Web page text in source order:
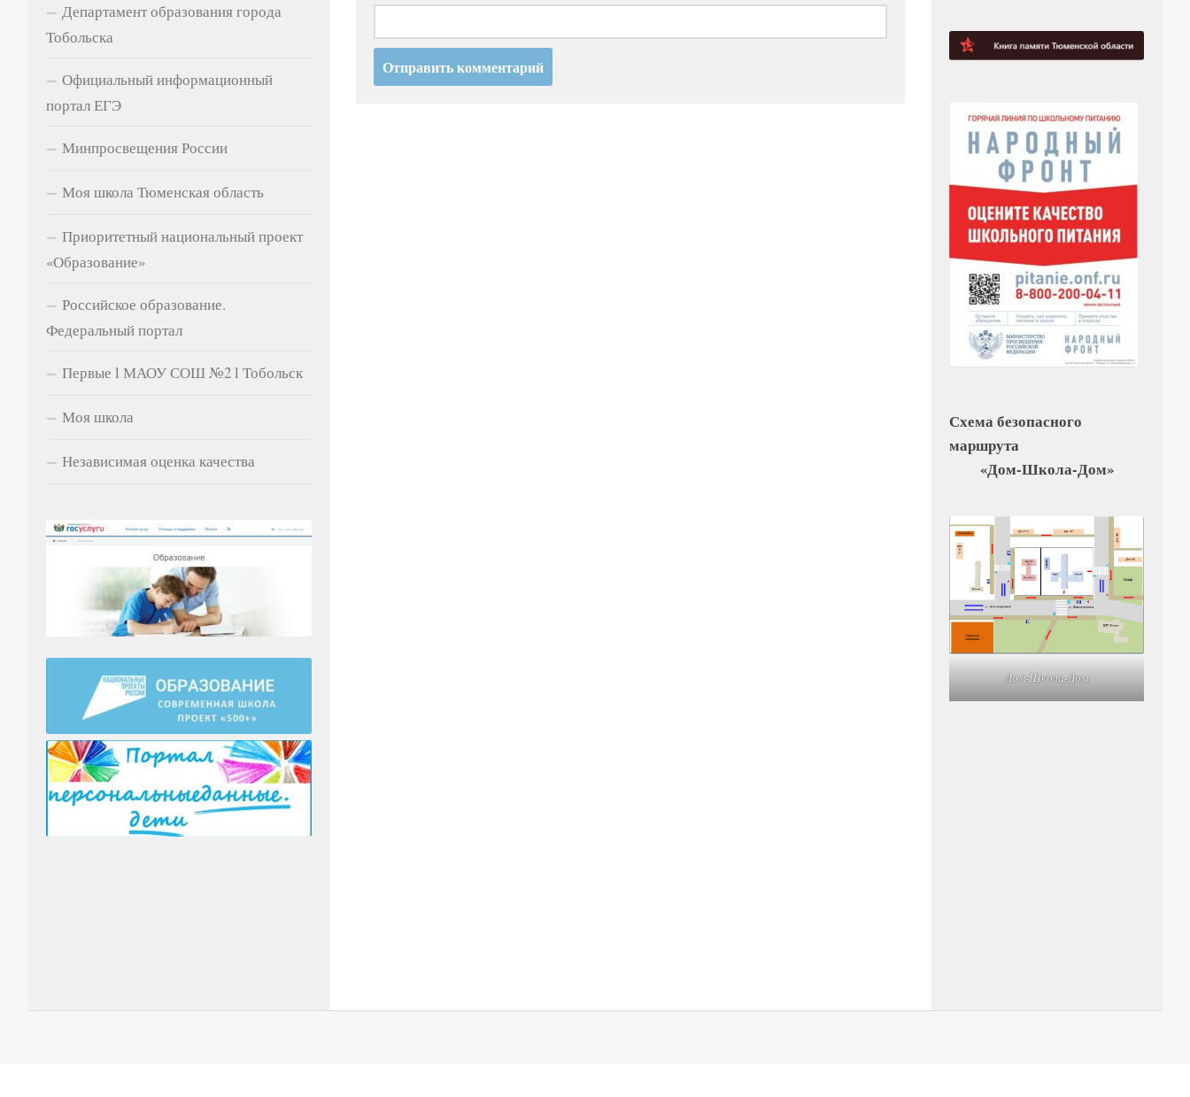
Департамент образования города
Тобольска
Официальный информационный
портал ЕГЭ
Минпросвещения России
Моя школа Тюменская область
Приоритетный национальный проект
«Образование»
Российское образование.
Федеральный портал
Первые l МАОУ СОШ №2 l Тобольск
Моя школа
Независимая оценка качества
Схема безопасного
маршрута
«Дом-Школа-Дом»
Дом-Школа-Дом